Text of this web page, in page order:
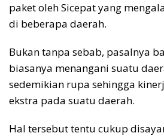
paket oleh Sicepat yang
di beberapa daerah.
Bukan tanpa sebab, pasalnya
biasanya menangani suatu
sedemikian rupa sehingga
ekstra pada suatu daerah.
Hal tersebut tentu cukup